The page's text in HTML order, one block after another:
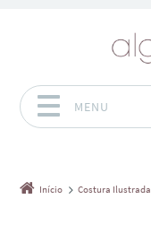
MENU
Início Costura Ilustrada